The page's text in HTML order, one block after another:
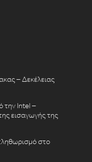
– Δεκέλειας
την Intel –
εισαγωγής της
στο